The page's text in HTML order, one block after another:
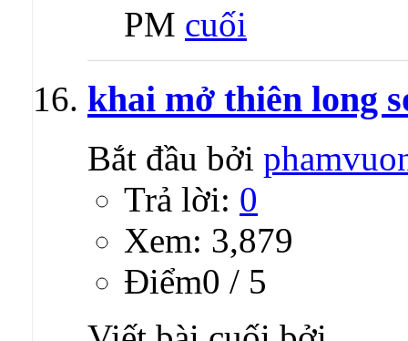
PM
khai mở thiên long
Bắt đầu bởi
Trả lời: 0
Xem: 3,879
Ðiểm0 / 5